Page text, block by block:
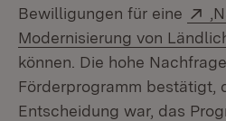
Bewilligungen für eine
Modernisierung von
können. Die hohe
Förderprogramm bestätigt,
Entscheidung war, das